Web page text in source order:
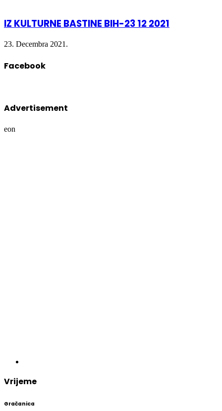
IZ KULTURNE BASTINE BIH-23 12 2021
23. Decembra 2021.
Facebook
Advertisement
eon
Vrijeme
Gračanica